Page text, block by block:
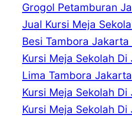
Grogol Petamburan
Jual Kursi Meja
Besi Tambora Jakarta
Kursi Meja Sekolah Di
Lima Tambora
Kursi Meja Sekolah Di
Kursi Meja Sekolah Di